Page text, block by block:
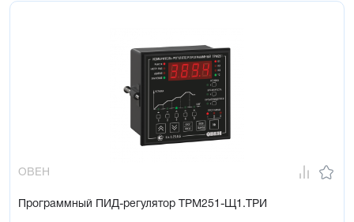
ОВЕН
Программный ПИД-регулятор ТРМ251-Щ1.ТРИ